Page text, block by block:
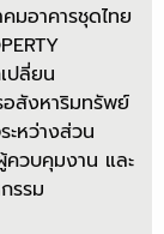
อาคารชุดไทย
ปลี่ยน
อสังหาริมทรัพย์
ะหว่างส่วน
วบคุมงาน และ
รรม